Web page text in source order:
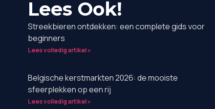
Lees Ook!
Streekbieren ontdekken: een complete gids voor
beginners
Lees volledig artikel »
Belgische kerstmarkten 2026: de mooiste
sfeerplekken op een rij
Lees volledig artikel »